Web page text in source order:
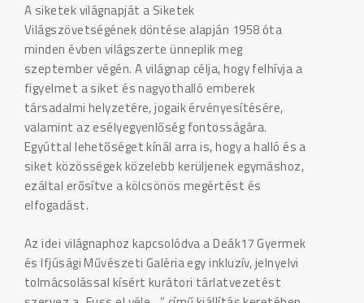
A siketek világnapját a Siketek
Világszövetségének döntése alapján 1958 óta
minden évben világszerte ünneplik meg
szeptember végén. A világnap célja, hogy felhívja a
figyelmet a siket és nagyothalló emberek
társadalmi helyzetére, jogaik érvényesítésére,
valamint az esélyegyenlőség fontosságára.
Egyúttal lehetőséget kínál arra is, hogy a halló és a
siket közösségek közelebb kerüljenek egymáshoz,
ezáltal erősítve a kölcsönös megértést és
elfogadást.
Az idei világnaphoz kapcsolódva a Deák17 Gyermek
és Ifjúsági Művészeti Galéria egy inkluzív, jelnyelvi
tolmácsolással kísért kurátori tárlatvezetést